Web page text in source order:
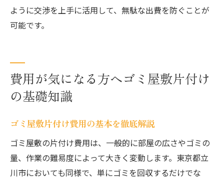
ように交渉を上手に活用して、無駄な出費を防ぐことが
可能です。
費用が気になる方へゴミ屋敷片付け
の基礎知識
ゴミ屋敷片付け費用の基本を徹底解説
ゴミ屋敷の片付け費用は、一般的に部屋の広さやゴミの
量、作業の難易度によって大きく変動します。東京都立
川市においても同様で、単にゴミを回収するだけでな